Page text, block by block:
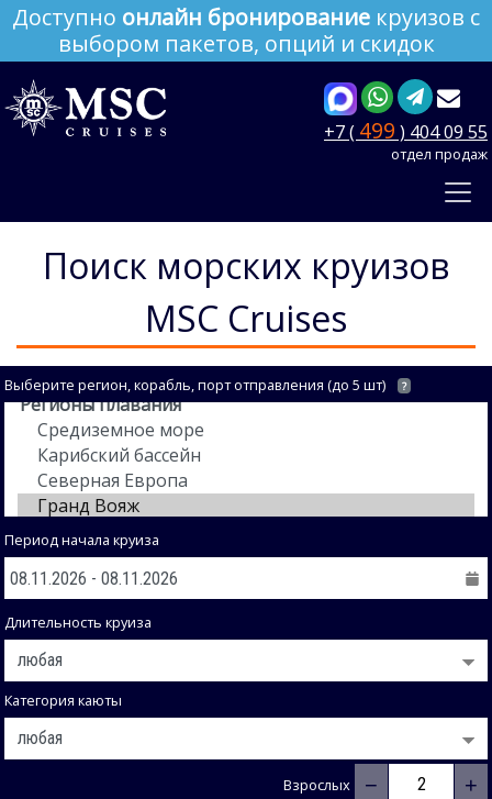
Доступно онлайн бронирование круизов с
выбором пакетов, опций и скидок
+7 ( 499 ) 404 09 55
отдел продаж
Поиск морских круизов
MSC Cruises
Выберите регион, корабль, порт отправления (до 5 шт) ?
Период начала круиза
Длительность круиза
Категория каюты
Взрослых − +